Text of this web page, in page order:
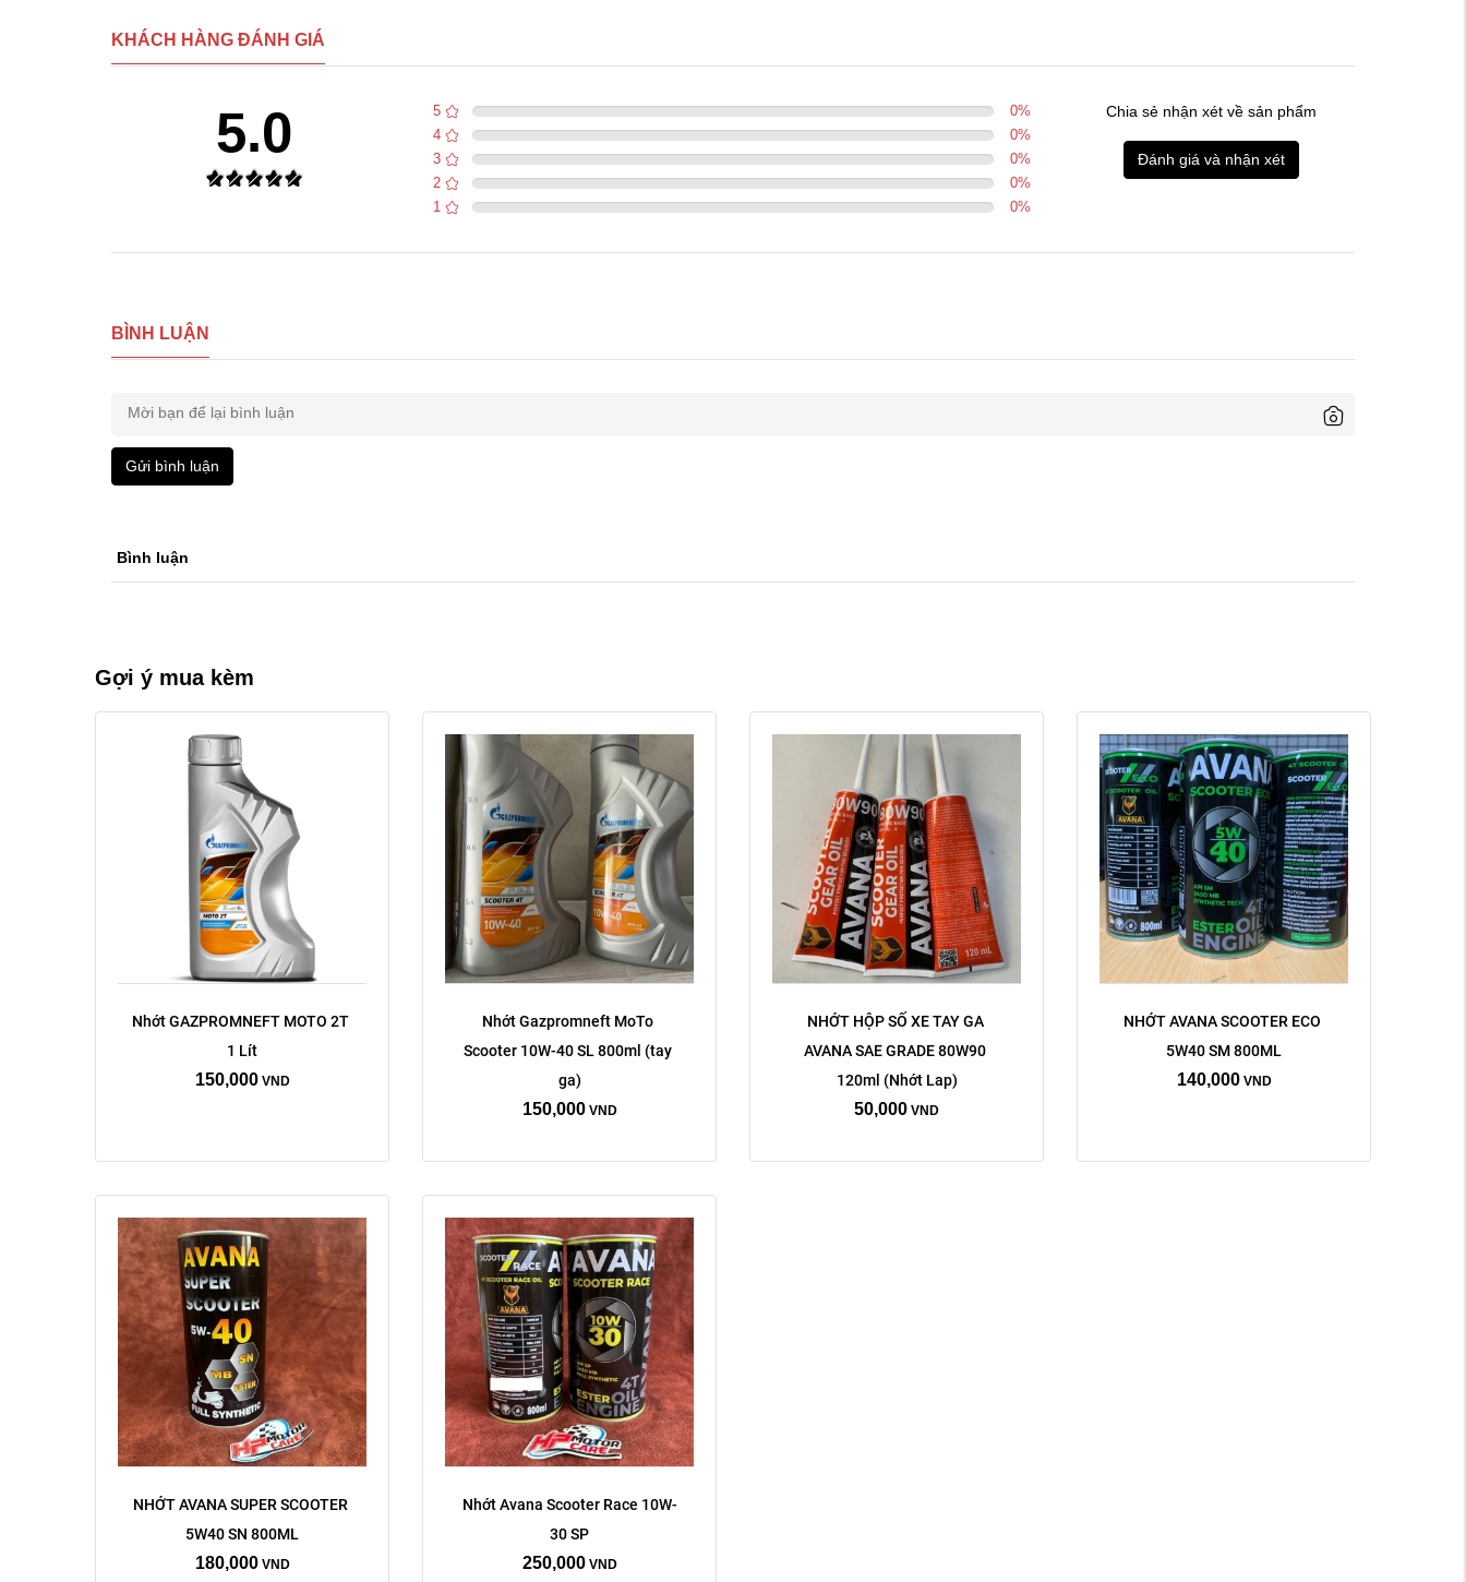
KHÁCH HÀNG ĐÁNH GIÁ
5.0 5 0%
4
0%
3
0%
2
0%
1
0%
Chia sẻ nhận xét về sản phẩm
Đánh giá và nhận xét
BÌNH LUẬN
Gửi bình luận
Bình luận
Gợi ý mua kèm
Nhớt GAZPROMNEFT MOTO 2T
1 Lít
150,000 VND
Nhớt Gazpromneft MoTo
Scooter 10W-40 SL 800ml (tay
ga)
150,000 VND
NHỚT HỘP SỐ XE TAY GA
AVANA SAE GRADE 80W90
120ml (Nhớt Lap)
50,000 VND
NHỚT AVANA SCOOTER ECO
5W40 SM 800ML
140,000 VND
NHỚT AVANA SUPER SCOOTER
5W40 SN 800ML
180,000 VND
Nhớt Avana Scooter Race 10W-
30 SP
250,000 VND